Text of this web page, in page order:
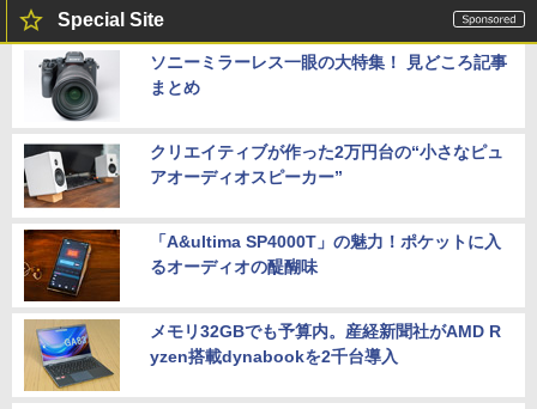
Special Site
ソニーミラーレス一眼の大特集！ 見どころ記事
まとめ
クリエイティブが作った2万円台の“小さなピュ
アオーディオスピーカー”
「A&ultima SP4000T」の魅力！ポケットに入
るオーディオの醍醐味
メモリ32GBでも予算内。産経新聞社がAMD R
yzen搭載dynabookを2千台導入